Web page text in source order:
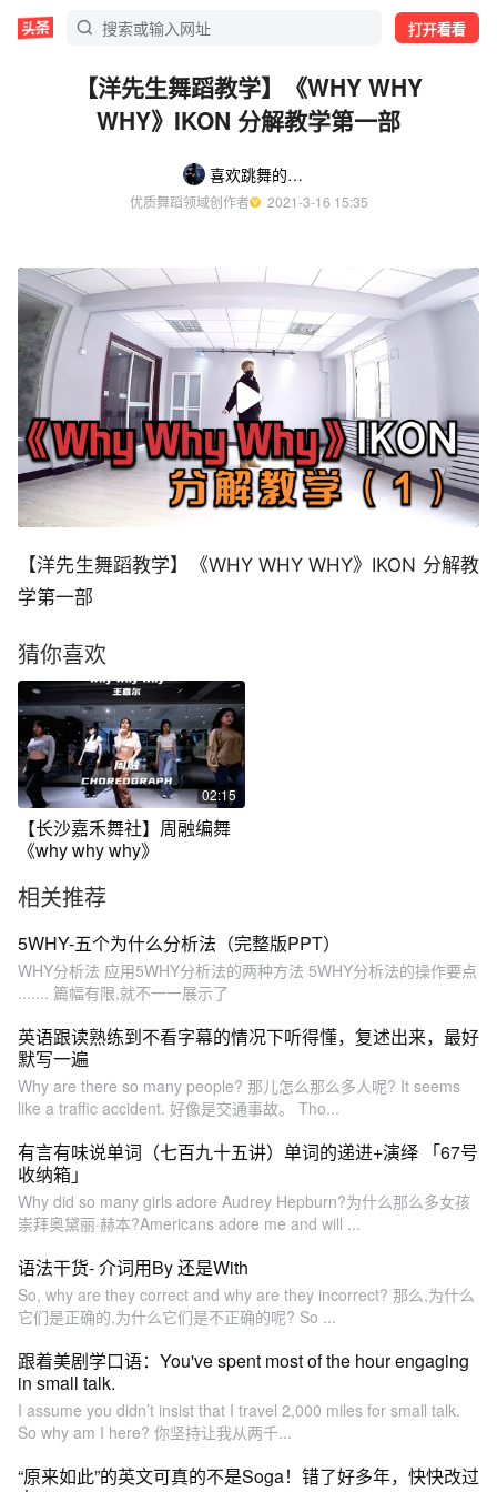
打开看看
【洋先生舞蹈教学】《WHY WHY
WHY》IKON 分解教学第一部
喜欢跳舞的洋先生
优质舞蹈领域创作者
  2021-3-16 15:35
【洋先生舞蹈教学】《WHY WHY WHY》IKON 分解教
学第一部
猜你喜欢
02:15
【长沙嘉禾舞社】周融编舞
《why why why》
相关推荐
5WHY-五个为什么分析法（完整版PPT）
WHY分析法 应用5WHY分析法的两种方法 5WHY分析法的操作要点
....... 篇幅有限,就不一一展示了
英语跟读熟练到不看字幕的情况下听得懂，复述出来，最好
默写一遍
Why are there so many people? 那儿怎么那么多人呢? It seems
like a traffic accident. 好像是交通事故。 Tho...
有言有味说单词（七百九十五讲）单词的递进+演绎 「67号
收纳箱」
Why did so many girls adore Audrey Hepburn?为什么那么多女孩
崇拜奥黛丽·赫本?Americans adore me and will ...
语法干货- 介词用By 还是With
So, why are they correct and why are they incorrect? 那么,为什么
它们是正确的,为什么它们是不正确的呢? So ...
跟着美剧学口语：You've spent most of the hour engaging
in small talk.
I assume you didn’t insist that I travel 2,000 miles for small talk.
So why am I here? 你坚持让我从两千...
“原来如此”的英文可真的不是Soga！错了好多年，快快改过